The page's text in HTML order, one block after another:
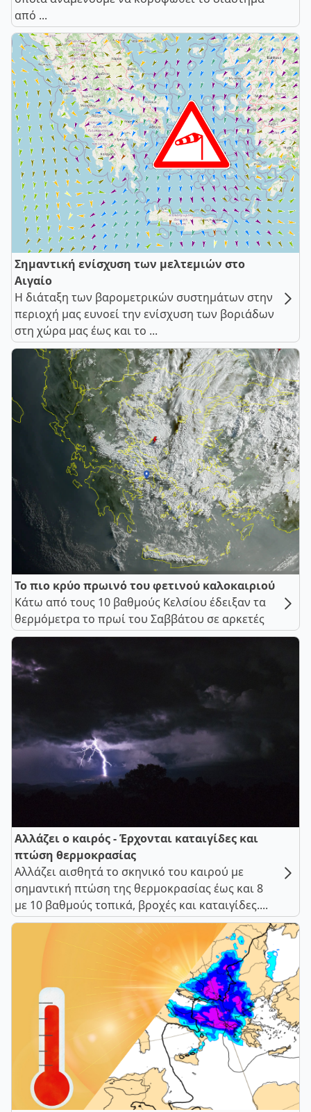
από ...
Σημαντική ενίσχυση των μελτεμιών στο
Αιγαίο
Η διάταξη των βαρομετρικών συστημάτων στην
περιοχή μας ευνοεί την ενίσχυση των βοριάδων
στη χώρα μας έως και το ...
Το πιο κρύο πρωινό του φετινού καλοκαιριού
Κάτω από τους 10 βαθμούς Κελσίου έδειξαν τα
θερμόμετρα το πρωί του Σαββάτου σε αρκετές
Αλλάζει ο καιρός - Έρχονται καταιγίδες και
πτώση θερμοκρασίας
Αλλάζει αισθητά το σκηνικό του καιρού με
σημαντική πτώση της θερμοκρασίας έως και 8
με 10 βαθμούς τοπικά, βροχές και καταιγίδες....